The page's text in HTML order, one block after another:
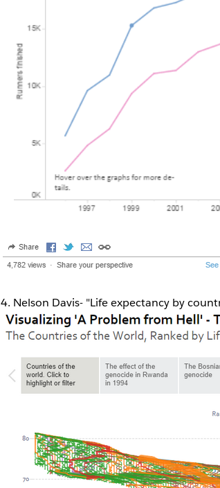
4. Nelson Davis- "Life expectancy by